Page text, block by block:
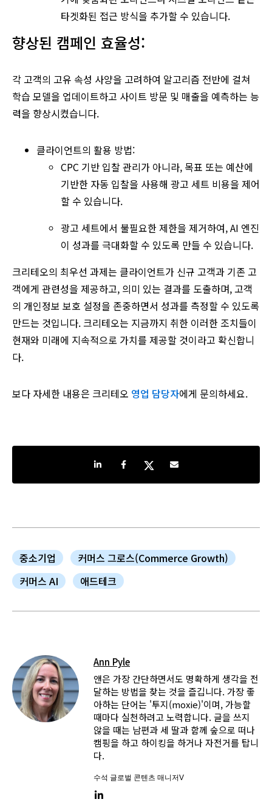
타겟화된 접근 방식을 추가할 수 있습니다.
향상된 캠페인 효율성:
각 고객의 고유 속성 사양을 고려하여 알고리즘 전반에 걸쳐
학습 모델을 업데이트하고 사이트 방문 및 매출을 예측하는 능
력을 향상시켰습니다.
클라이언트의 활용 방법:
CPC 기반 입찰 관리가 아니라, 목표 또는 예산에
기반한 자동 입찰을 사용해 광고 세트 비용을 제어
할 수 있습니다.
광고 세트에서 불필요한 제한을 제거하여, AI 엔진
이 성과를 극대화할 수 있도록 만들 수 있습니다.
크리테오의 최우선 과제는 클라이언트가 신규 고객과 기존 고
객에게 관련성을 제공하고, 의미 있는 결과를 도출하며, 고객
의 개인정보 보호 설정을 존중하면서 성과를 측정할 수 있도록
만드는 것입니다. 크리테오는 지금까지 취한 이러한 조치들이
현재와 미래에 지속적으로 가치를 제공할 것이라고 확신합니
다.
보다 자세한 내용은 크리테오 영업 담당자에게 문의하세요.
Share on LinkedIn
Share on Facebook
Share on Twitter
Share by e-mail
중소기업
커머스 그로스(Commerce Growth)
커머스 AI
애드테크
Ann Pyle
앤은 가장 간단하면서도 명확하게 생각을 전
달하는 방법을 찾는 것을 즐깁니다. 가장 좋
아하는 단어는 '투지(moxie)'이며, 가능할
때마다 실천하려고 노력합니다. 글을 쓰지
않을 때는 남편과 세 딸과 함께 숲으로 떠나
캠핑을 하고 하이킹을 하거나 자전거를 탑니
다.
수석 글로벌 콘텐츠 매니저V